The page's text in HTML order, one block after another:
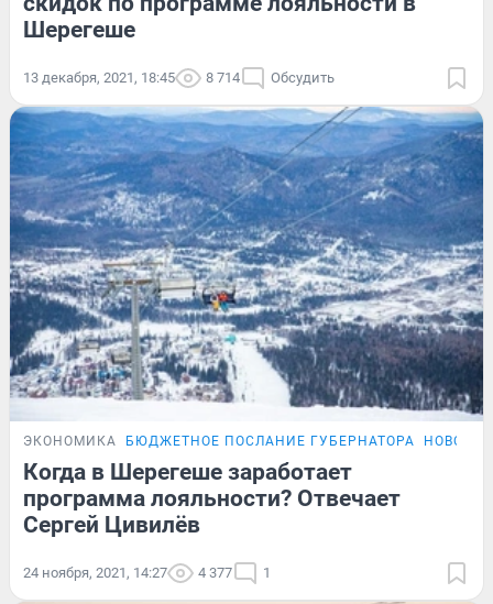
Шерегеше
13 декабря, 2021, 18:45 8 714 Обсудить
ЭКОНОМИКА БЮДЖЕТНОЕ ПОСЛАНИЕ ГУБЕРНАТОРА
Когда в Шерегеше заработает
программа лояльности? Отвечает
Сергей Цивилёв
24 ноября, 2021, 14:27 4 377 1